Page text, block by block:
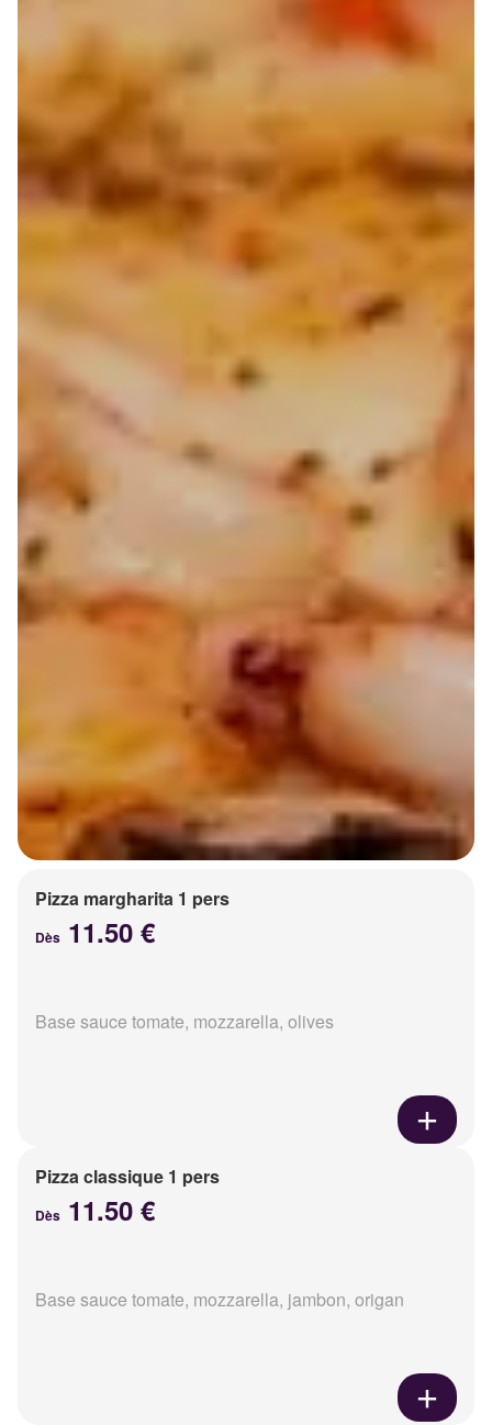
Pizza margharita 1 pers
Dès 11.50 €
Base sauce tomate, mozzarella, olives
Pizza classique 1 pers
Dès 11.50 €
Base sauce tomate, mozzarella, jambon, origan